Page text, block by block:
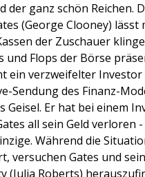
der ganz schön Reichen.
(George Clooney) lässt
der Zuschauer
und Flops der Börse
ein verzweifelter Investor
Sendung des Finanz-
Geisel. Er hat bei einem
all sein Geld verloren
Während die
versuchen Gates und
(Julia Roberts)